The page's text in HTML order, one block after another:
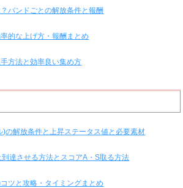
バンドごとの解放条件と報酬
的な上げ方・報酬まとめ
方法と効率良い集め方
)の解放条件と上昇ステータス値と必要素材
達させる方法とスコアA・S取る方法
ツと攻略・タイミングまとめ